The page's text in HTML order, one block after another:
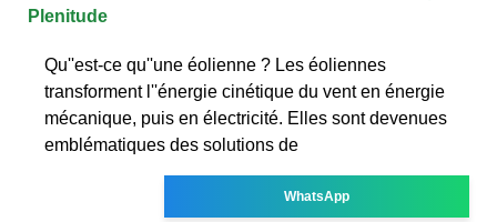
Plenitude
Qu''est-ce qu''une éolienne ? Les éoliennes
transforment l''énergie cinétique du vent en énergie
mécanique, puis en électricité. Elles sont devenues
emblématiques des solutions de
WhatsApp